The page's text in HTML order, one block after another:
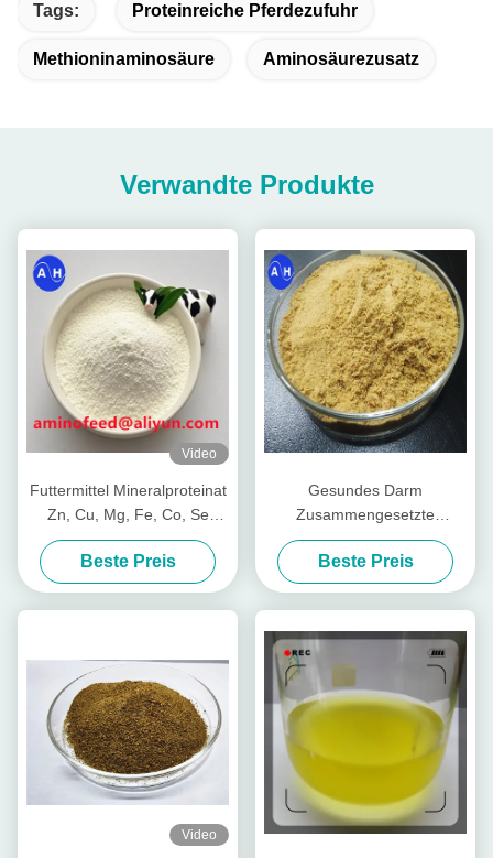
Tags: Proteinreiche Pferdezufuhr
Methioninaminosäure Aminosäurezusatz
Verwandte Produkte
Video
Futtermittel Mineralproteinat
Zn, Cu, Mg, Fe, Co, Se
Form
Beste Preis
Gesundes Darm
Zusammengesetzte
Nährstoffpeptide für Viehvieh
Beste Preis
Video